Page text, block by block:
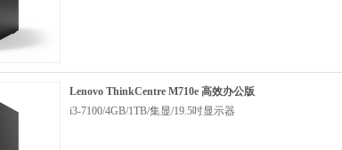
Lenovo ThinkCentre M710e 高效办公版
i3-7100/4GB/1TB/集显/19.5吋显示器